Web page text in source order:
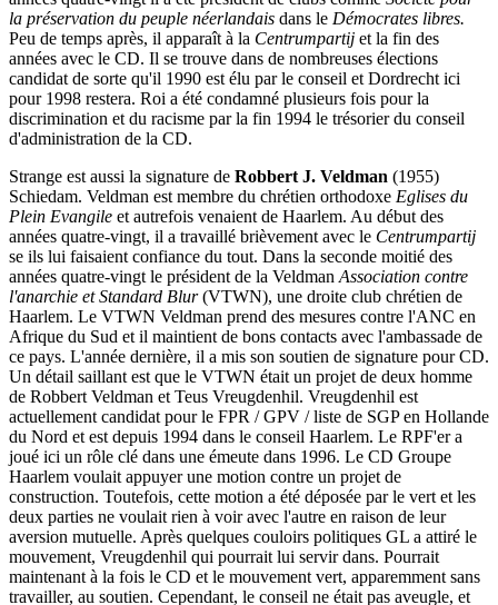
la préservation du peuple néerlandais dans le Démocrates libres.
Peu de temps après, il apparaît à la Centrumpartij et la fin des
années avec le CD. Il se trouve dans de nombreuses élections
candidat de sorte qu'il 1990 est élu par le conseil et Dordrecht ici
pour 1998 restera. Roi a été condamné plusieurs fois pour la
discrimination et du racisme par la fin 1994 le trésorier du conseil
d'administration de la CD.
Strange est aussi la signature de Robbert J. Veldman (1955)
Schiedam. Veldman est membre du chrétien orthodoxe Eglises du
Plein Evangile et autrefois venaient de Haarlem. Au début des
années quatre-vingt, il a travaillé brièvement avec le Centrumpartij
se ils lui faisaient confiance du tout. Dans la seconde moitié des
années quatre-vingt le président de la Veldman Association contre
l'anarchie et Standard Blur(VTWN), une droite club chrétien de
Haarlem. Le VTWN Veldman prend des mesures contre l'ANC en
Afrique du Sud et il maintient de bons contacts avec l'ambassade de
ce pays. L'année dernière, il a mis son soutien de signature pour CD.
Un détail saillant est que le VTWN était un projet de deux homme
de Robbert Veldman et Teus Vreugdenhil. Vreugdenhil est
actuellement candidat pour le FPR / GPV / liste de SGP en Hollande
du Nord et est depuis 1994 dans le conseil Haarlem. Le RPF'er a
joué ici un rôle clé dans une émeute dans 1996. Le CD Groupe
Haarlem voulait appuyer une motion contre un projet de
construction. Toutefois, cette motion a été déposée par le vert et les
deux parties ne voulait rien à voir avec l'autre en raison de leur
aversion mutuelle. Après quelques couloirs politiques GL a attiré le
mouvement, Vreugdenhil qui pourrait lui servir dans. Pourrait
maintenant à la fois le CD et le mouvement vert, apparemment sans
travailler, au soutien. Cependant, le conseil ne était pas aveugle, et